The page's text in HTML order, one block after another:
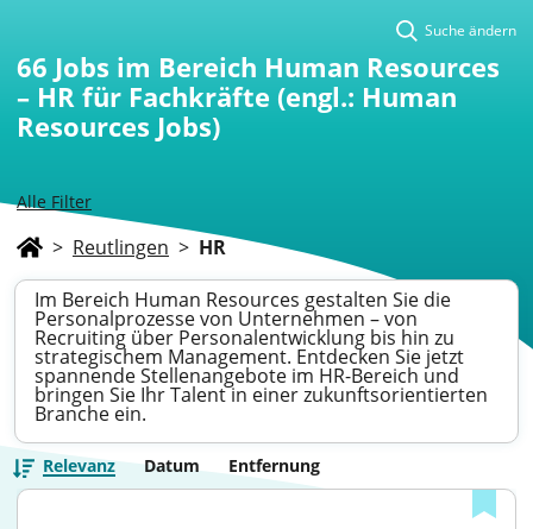
Alle Filter
Suche ändern
66 Jobs im Bereich Human Resources
– HR für Fachkräfte (engl.: Human
Resources Jobs)
> Reutlingen > HR
Im Bereich Human Resources gestalten Sie die
Personalprozesse von Unternehmen – von
Recruiting über Personalentwicklung bis hin zu
strategischem Management. Entdecken Sie jetzt
spannende Stellenangebote im HR-Bereich und
bringen Sie Ihr Talent in einer zukunftsorientierten
Branche ein.
Relevanz Datum Entfernung